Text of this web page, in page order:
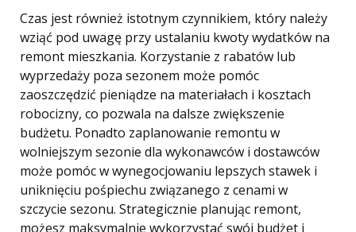
Czas jest również istotnym czynnikiem, który należy
wziąć pod uwagę przy ustalaniu kwoty wydatków na
remont mieszkania. Korzystanie z rabatów lub
wyprzedaży poza sezonem może pomóc
zaoszczędzić pieniądze na materiałach i kosztach
robocizny, co pozwala na dalsze zwiększenie
budżetu. Ponadto zaplanowanie remontu w
wolniejszym sezonie dla wykonawców i dostawców
może pomóc w wynegocjowaniu lepszych stawek i
uniknięciu pośpiechu związanego z cenami w
szczycie sezonu. Strategicznie planując remont,
możesz maksymalnie wykorzystać swój budżet i